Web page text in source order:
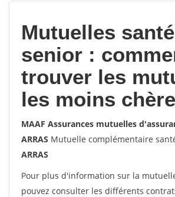
Mutuelles
senior :
trouver les
les moins
MAAF Assurances mutuelles
ARRAS Mutuelle complémentaire
ARRAS
Pour plus d'information sur la
pouvez consulter les différents